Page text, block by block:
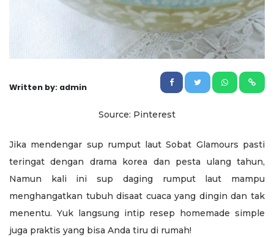
Written by: admin
Source: Pinterest
Jika mendengar sup rumput laut Sobat Glamours pasti
teringat dengan drama korea dan pesta ulang tahun,
Namun kali ini sup daging rumput laut mampu
menghangatkan tubuh disaat cuaca yang dingin dan tak
menentu. Yuk langsung intip resep homemade simple
juga praktis yang bisa Anda tiru di rumah!